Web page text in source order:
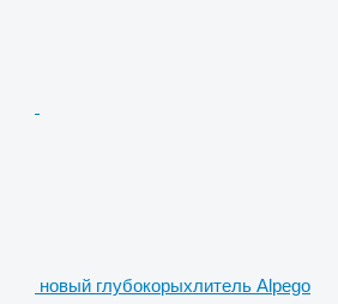
новый глубокорыхлитель Alpego